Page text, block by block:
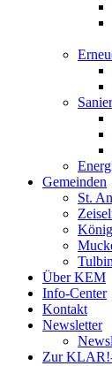
Gemeinden
St.
Über KEM
Info-Center
Kontakt
Newsletter
Zur